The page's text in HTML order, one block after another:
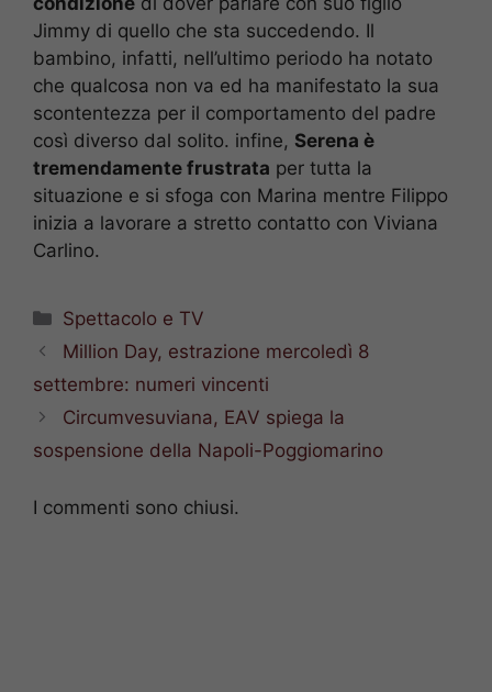
Jimmy di quello che sta succedendo. Il
bambino, infatti, nell’ultimo periodo ha notato
che qualcosa non va ed ha manifestato la sua
scontentezza per il comportamento del padre
così diverso dal solito. infine, Serena è
tremendamente frustrata per tutta la
situazione e si sfoga con Marina mentre Filippo
inizia a lavorare a stretto contatto con Viviana
Carlino.
Categorie
Spettacolo e TV
Million Day, estrazione mercoledì 8
settembre: numeri vincenti
Circumvesuviana, EAV spiega la
sospensione della Napoli-Poggiomarino
I commenti sono chiusi.